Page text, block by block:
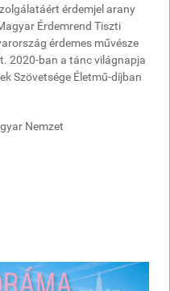
érdemjel arany
Érdemrend Tiszti
érdemes művésze
2020-ban a tánc világnapja
Szövetsége Életmű-díjban
Nemzet